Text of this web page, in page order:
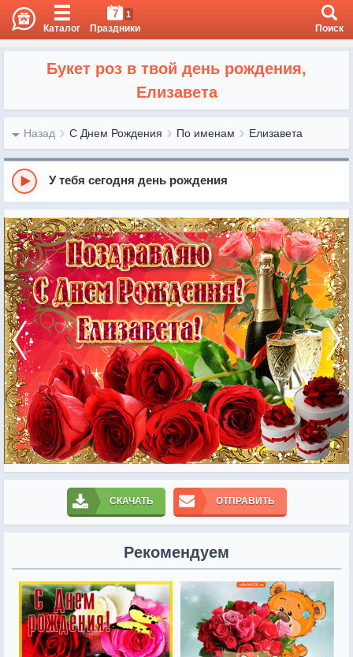
Каталог
7 1
Праздники Поиск
Букет роз в твой день рождения,
Елизавета
Назад С Днем Рождения По именам Елизавета
У тебя сегодня день рождения
СКАЧАТЬ ОТПРАВИТЬ
Рекомендуем